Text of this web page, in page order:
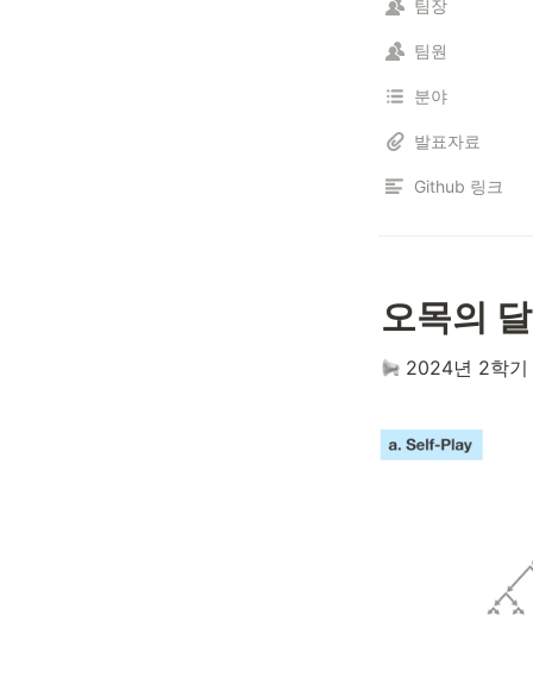
팀장
팀원
분야
발표자료
Github 링크
오목의
2024년 2학기